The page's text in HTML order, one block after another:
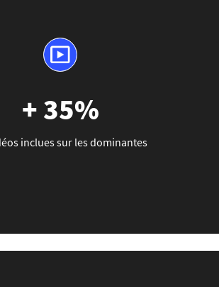
+ 35%
inclues sur les dominantes